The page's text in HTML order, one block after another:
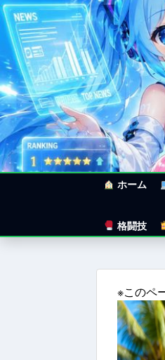
ホーム
格闘技
※このペ